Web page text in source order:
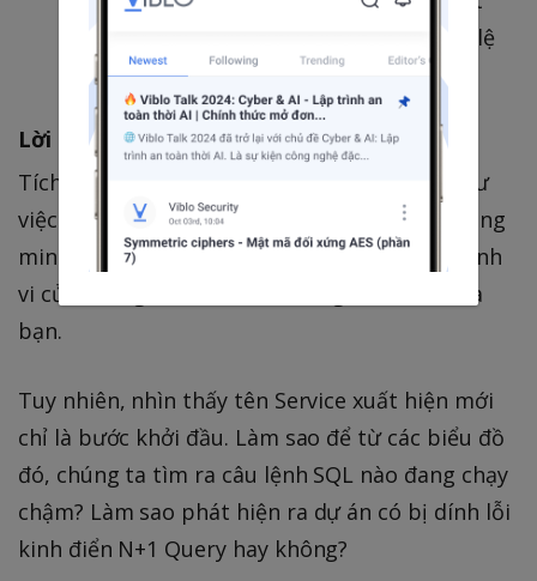
(Lượng request/phút), và Error Rate (Tỉ lệ
lỗi) hiển thị theo thời gian thực.
Lời kết & Bài học tiếp theo
Tích hợp APM Agent vào mã nguồn giống như
việc bạn vừa gắn một hệ thống cảm biến thông
minh vào động cơ xe đua vậy. Từ nay, mọi hành
vi của mã nguồn đều nằm trong tầm mắt của
bạn.
Tuy nhiên, nhìn thấy tên Service xuất hiện mới
chỉ là bước khởi đầu. Làm sao để từ các biểu đồ
đó, chúng ta tìm ra câu lệnh SQL nào đang chạy
chậm? Làm sao phát hiện ra dự án có bị dính lỗi
kinh điển N+1 Query hay không?